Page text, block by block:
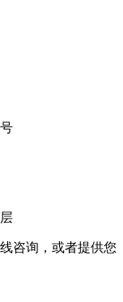
咨询，或者提供您